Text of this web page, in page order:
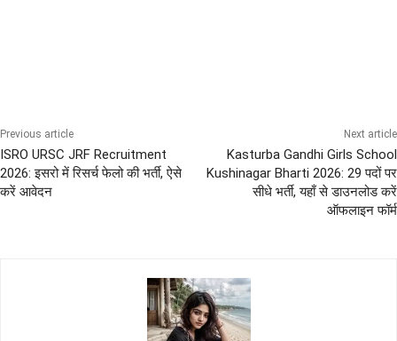
Previous article
ISRO URSC JRF Recruitment
2026: इसरो में रिसर्च फेलो की भर्ती, ऐसे
करें आवेदन
Next article
Kasturba Gandhi Girls School
Kushinagar Bharti 2026: 29 पदों पर
सीधे भर्ती, यहाँ से डाउनलोड करें
ऑफलाइन फॉर्म